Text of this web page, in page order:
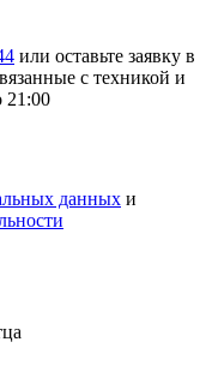
или оставьте заявку в
с техникой и
21:00
данных и